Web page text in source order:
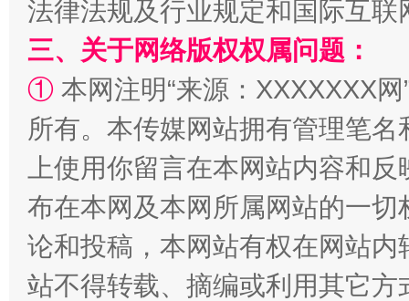
解纷+调解+退费，一次搞定
法律法规及行业规定和国际互
三、关于网络版权权属问题：
① 本网注明“来源：XXXXXXX
所有。本传媒网站拥有管理笔
上使用你留言在本网站内容和
布在本网及本网所属网站的一
论和投稿，本网站有权在网站
站不得转载、摘编或利用其它